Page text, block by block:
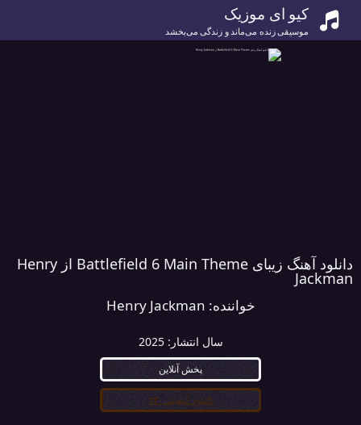
کیو ای موزیک
موسیقی زنده می‌ماند و زندگی می‌بخشد
دانلود آهنگ زیبای Battlefield 6 Main Theme از Henry
Jackman
خواننده: Henry Jackman
سال انتشار:2025
پخش آنلاین
دانلود کیفیت ۳۲۰